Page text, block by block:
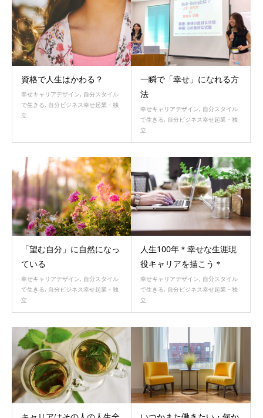
資格で人生はかわる？
幸せキャリアデザイン, 自分スタイル
で生きる, 自分ビジネス幸せ起業・独
立
一瞬で「幸せ」になれる方
法
幸せキャリアデザイン, 自分スタイル
で生きる, 自分ビジネス幸せ起業・独
立
「望む自分」に自然になっ
ている
幸せキャリアデザイン, 自分スタイル
で生きる, 自分ビジネス幸せ起業・独
立
人生100年＊幸せな生涯現
役キャリアを描こう＊
幸せキャリアデザイン, 自分スタイル
で生きる, 自分ビジネス幸せ起業・独
立